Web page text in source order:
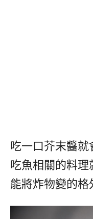
吃一口芥末醬
吃魚相關的料理
能將炸物變的格